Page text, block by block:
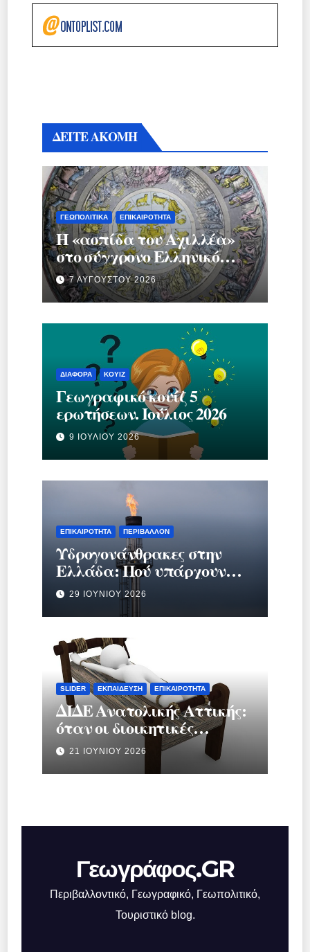
ΔΕΙΤΕ ΑΚΟΜΗ
ΓΕΩΠΟΛΙΤΙΚΆ ΕΠΙΚΑΙΡΌΤΗΤΑ
Η «ασπίδα του Αχιλλέα»
στο σύγχρονο Ελληνικό
κράτος.
7 ΑΥΓΟΎΣΤΟΥ 2026
ΔΙΆΦΟΡΑ ΚΟΥΊΖ
Γεωγραφικό κουίζ 5
ερωτήσεων. Ιούλιος 2026
9 ΙΟΥΛΊΟΥ 2026
ΕΠΙΚΑΙΡΌΤΗΤΑ ΠΕΡΙΒΆΛΛΟΝ
Υδρογονάνθρακες στην
Ελλάδα: Πού υπάρχουν
κοιτάσματα και γιατί
προκαλούν τόση συζήτηση;
29 ΙΟΥΝΊΟΥ 2026
SLIDER ΕΚΠΑΊΔΕΥΣΗ ΕΠΙΚΑΙΡΌΤΗΤΑ
ΔΙΔΕ Ανατολικής Αττικής:
όταν οι διοικητικές
διαδικασίες
μετατρέπονται σε
μηχανισμό πίεσης
21 ΙΟΥΝΊΟΥ 2026
Γεωγράφος.GR
Περιβαλλοντικό, Γεωγραφικό, Γεωπολιτικό,
Τουριστικό blog.